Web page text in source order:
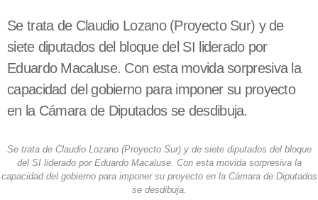
Se trata de Claudio Lozano (Proyecto Sur) y de
siete diputados del bloque del SI liderado por
Eduardo Macaluse. Con esta movida sorpresiva la
capacidad del gobierno para imponer su proyecto
en la Cámara de Diputados se desdibuja.
Se trata de Claudio Lozano (Proyecto Sur) y de siete diputados del bloque
del SI liderado por Eduardo Macaluse. Con esta movida sorpresiva la
capacidad del gobierno para imponer su proyecto en la Cámara de Diputados
se desdibuja.